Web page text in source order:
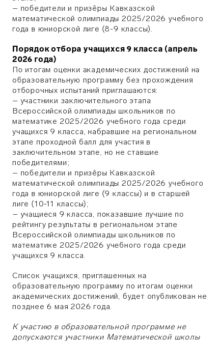
– победители и призёры Кавказской
математической олимпиады 2025/2026 учебного
года в юниорской лиге (8-9 классы).
Порядок отбора учащихся 9 класса (апрель
2026 года)
По итогам оценки академических достижений на
образовательную программу без прохождения
отборочных испытаний приглашаются:
– участники заключительного этапа
Всероссийской олимпиады школьников по
математике 2025/2026 учебного года среди
учащихся 9 класса, набравшие на региональном
этапе проходной балл для участия в
заключительном этапе, но не ставшие
победителями;
– победители и призёры Кавказской
математической олимпиады 2025/2026 учебного
года в юниорской лиге (9 классы) и в старшей
лиге (10-11 классы);
– учащиеся 9 класса, показавшие лучшие по
рейтингу результаты в региональном этапе
Всероссийской олимпиады школьников по
математике 2025/2026 учебного года среди
учащихся 9 класса.
Список учащихся, приглашенных на
образовательную программу по итогам оценки
академических достижений, будет опубликован не
позднее 6 мая 2026 года.
К участию в образовательной программе не
допускаются участники Математической школы